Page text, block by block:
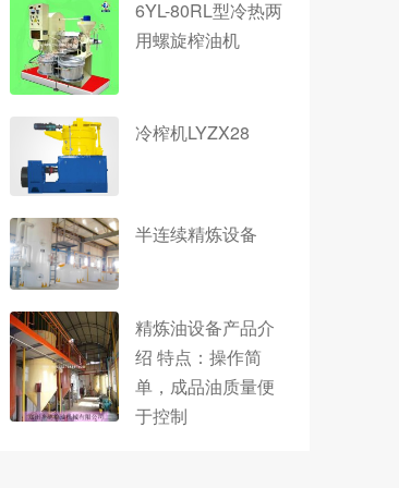
6YL-80RL型冷热两
用螺旋榨油机
冷榨机LYZX28
半连续精炼设备
精炼油设备产品介
绍 特点：操作简
单，成品油质量便
于控制